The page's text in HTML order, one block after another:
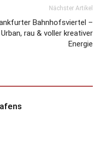
Nächster Artikel
Bahnhofsviertel –
Urban, rau & voller kreativer
Energie